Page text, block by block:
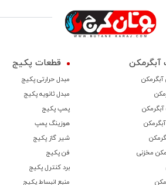
آبگرمکن
آبگرمکن
آبگرمکن
آبگرمکن
مخزنی
قطعات پکیج
مبدل حرارتی پکیج
مبدل ثانویه پکیج
پمپ پکیج
هوزینگ پمپ
شیر گاز پکیج
فن پکیج
برد کنترل پکیج
منبع انبساط پکیج